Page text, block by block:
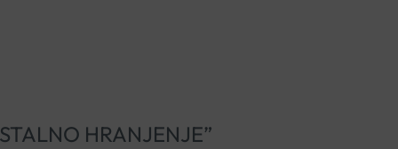
HRANJENJE”